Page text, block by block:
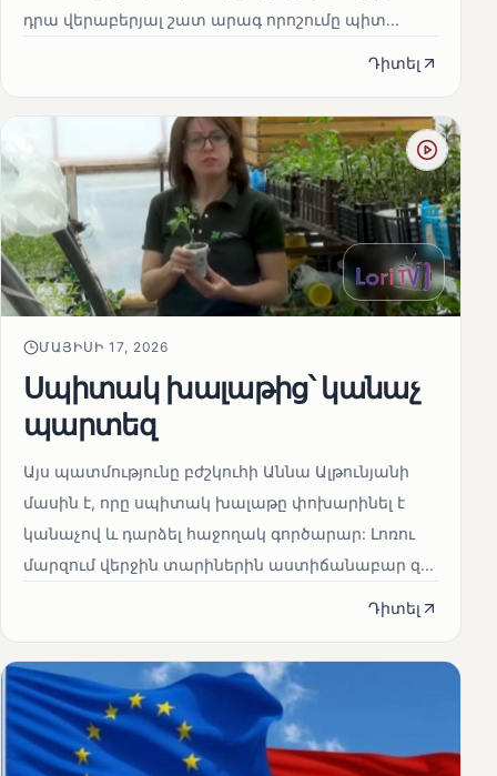
դրա վերաբերյալ շատ արագ որոշումը պիտ...
Դիտել
ՄԱՅԻՍԻ 17, 2026
Սպիտակ խալաթից՝ կանաչ
պարտեզ
Այս պատմությունը բժշկուհի Աննա Ալթունյանի
մասին է, որը սպիտակ խալաթը փոխարինել է
կանաչով և դարձել հաջողակ գործարար: Լոռու
մարզում վերջին տարիներին աստիճանաբար զ...
Դիտել